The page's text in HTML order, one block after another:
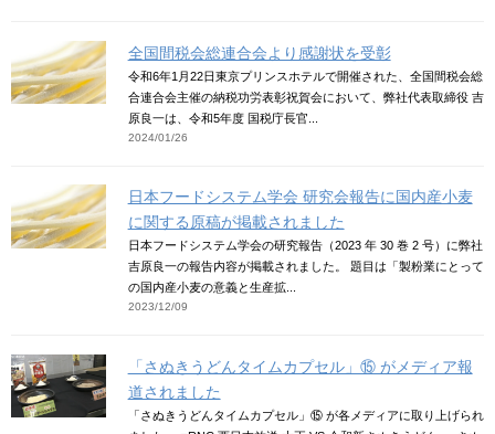
全国間税会総連合会より感謝状を受彰
令和6年1月22日東京プリンスホテルで開催された、全国間税会総
合連合会主催の納税功労表彰祝賀会において、弊社代表取締役 吉
原良一は、令和5年度 国税庁長官...
2024/01/26
日本フードシステム学会 研究会報告に国内産小麦
に関する原稿が掲載されました
日本フードシステム学会の研究報告（2023 年 30 巻 2 号）に弊社
吉原良一の報告内容が掲載されました。 題目は「製粉業にとって
の国内産小麦の意義と生産拡...
2023/12/09
「さぬきうどんタイムカプセル」⑮ がメディア報
道されました
「さぬきうどんタイムカプセル」⑮ が各メディアに取り上げられ